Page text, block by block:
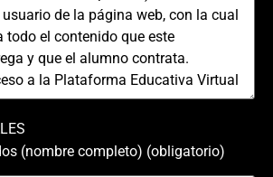
(nombre completo) (obligatorio)